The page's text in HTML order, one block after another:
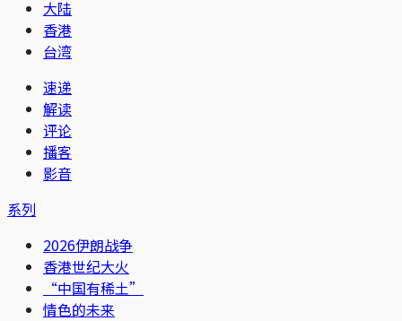
大陆
香港
台湾
速递
解读
评论
播客
影音
系列
2026伊朗战争
香港世纪大火
“中国有稀土”
情色的未来